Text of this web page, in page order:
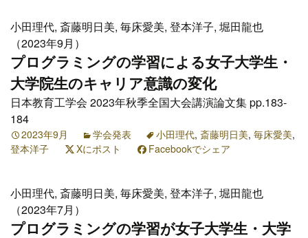
小田理代, 斎藤明日美, 毎床愛美, 登本洋子, 堀田龍也
（2023年9月）
プログラミングの学習による女子大学生・
大学院生のキャリア意識の変化
日本教育工学会 2023年秋季全国大会講演論文集 pp.183-
184
2023年9月 学会発表 小田理代, 斎藤明日美, 毎床愛美,
登本洋子
Xにポスト Facebookでシェア
小田理代, 斎藤明日美, 毎床愛美, 登本洋子, 堀田龍也
（2023年7月）
プログラミングの学習が女子大学生・大学